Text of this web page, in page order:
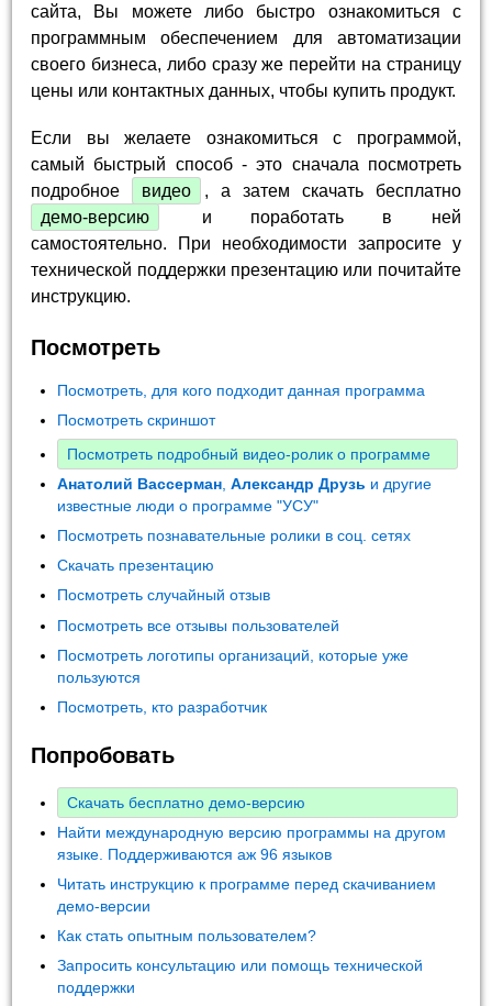
сайта, Вы можете либо быстро ознакомиться с
программным обеспечением для автоматизации
своего бизнеса, либо сразу же перейти на страницу
цены или контактных данных, чтобы купить продукт.
Если вы желаете ознакомиться с программой,
самый быстрый способ - это сначала посмотреть
подробное
видео
, а затем скачать бесплатно
демо-версию
и поработать в ней
самостоятельно. При необходимости запросите у
технической поддержки презентацию или почитайте
инструкцию.
Посмотреть
Посмотреть, для кого подходит данная программа
Посмотреть скриншот
Посмотреть подробный видео-ролик о программе
Анатолий Вассерман ,Александр Друзь и другие
известные люди о программе "УСУ"
Посмотреть познавательные ролики в соц. сетях
Скачать презентацию
Посмотреть случайный отзыв
Посмотреть все отзывы пользователей
Посмотреть логотипы организаций, которые уже
пользуются
Посмотреть, кто разработчик
Попробовать
Скачать бесплатно демо-версию
Найти международную версию программы на другом
языке. Поддерживаются аж 96 языков
Читать инструкцию к программе перед скачиванием
демо-версии
Как стать опытным пользователем?
Запросить консультацию или помощь технической
поддержки